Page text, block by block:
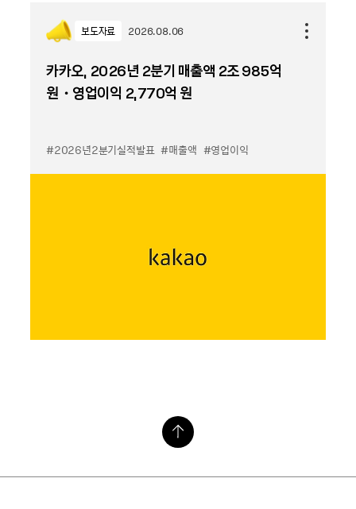
보도자료 2026.08.06
카카오, 2026년 2분기 매출액 2조 985억
원・영업이익 2,770억 원
#2026년2분기실적발표 #매출액 #영업이익